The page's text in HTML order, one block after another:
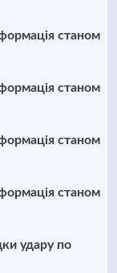
станом
станом
станом
станом
удару по